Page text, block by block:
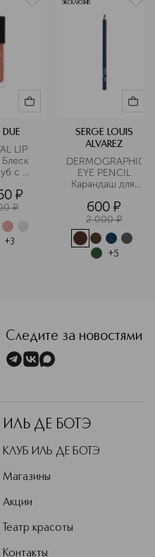
DUE
LIP
Блеск
с
¤
¤
+3
ЭКСКЛЮЗИВ
SERGE LOUIS
ALVAREZ
DERMOGRAPHIC
EYE PENCIL
Карандаш для
600 ¤
2 000 ¤
+5
Следите за новостями
ИЛЬ ДЕ БОТЭ
КЛУБ ИЛЬ ДЕ БОТЭ
Магазины
Акции
Театр красоты
Контакты